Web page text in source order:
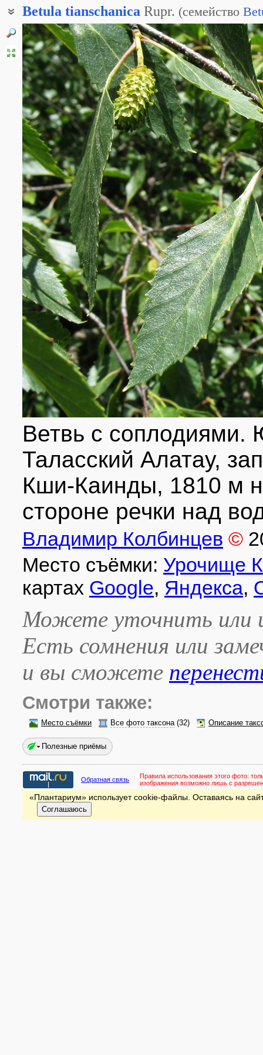
Betula tianschanica Rupr. (семейство
Берёза толстосерёжчатая
Ветвь с соплодиями.
Таласский Алатау,
Кши-Каинды, 1810 м
стороне речки над
Владимир Колбинцев ©
Место съёмки: Урочище
картах Google, Яндекса,
Можете уточнить или
Есть сомнения или
и вы сможете
Смотри также:
Место съёмки Все фото таксона(32) Описание
Полезные приёмы
Обратная связь Правила использования этого фото:
изображения возможно лишь с
«Плантариум» использует cookie-файлы. Оставаясь на
Соглашаюсь